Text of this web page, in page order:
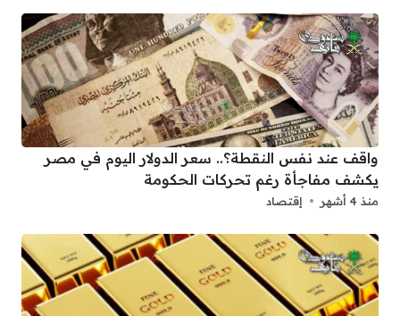
واقف عند نفس النقطة؟.. سعر الدولار اليوم في مصر
يكشف مفاجأة رغم تحركات الحكومة
منذ 4 أشهر إقتصاد